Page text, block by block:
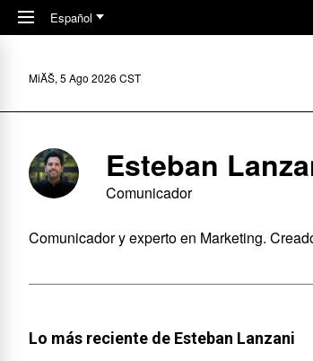
Skip to main content
Español
MiĂŠ, 5 Ago 2026 CST
Esteban
Comunicador
Comunicador y experto en Marketing.
Lo más reciente de Esteban Lanzani